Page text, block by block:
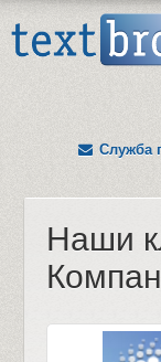
Служба
Наши